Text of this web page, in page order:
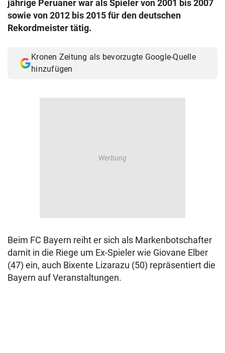
© Krone Multimedia GmbH & Co KG 2026
Muthgasse 2, 1190 Wien
jährige Peruaner war als Spieler von 2001 bis 2007
sowie von 2012 bis 2015 für den deutschen
Rekordmeister tätig.
Kronen Zeitung als bevorzugte Google-Quelle
hinzufügen
Beim FC Bayern reiht er sich als Markenbotschafter
damit in die Riege um Ex-Spieler wie Giovane Elber
(47) ein, auch Bixente Lizarazu (50) repräsentiert die
Bayern auf Veranstaltungen.